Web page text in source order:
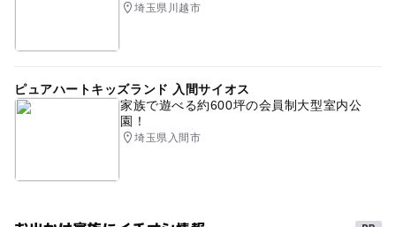
埼玉県川越市
ピュアハートキッズランド 入間サイオス
家族で遊べる約600坪の会員制大型室内公
園！
埼玉県入間市